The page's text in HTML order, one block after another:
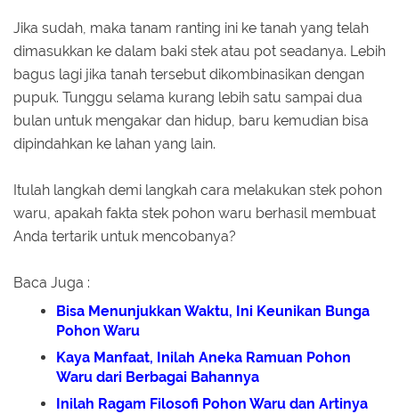
Jika sudah, maka tanam ranting ini ke tanah yang telah
dimasukkan ke dalam baki stek atau pot seadanya. Lebih
bagus lagi jika tanah tersebut dikombinasikan dengan
pupuk. Tunggu selama kurang lebih satu sampai dua
bulan untuk mengakar dan hidup, baru kemudian bisa
dipindahkan ke lahan yang lain.
Itulah langkah demi langkah cara melakukan stek pohon
waru, apakah fakta stek pohon waru berhasil membuat
Anda tertarik untuk mencobanya?
Baca Juga :
Bisa Menunjukkan Waktu, Ini Keunikan Bunga
Pohon Waru
Kaya Manfaat, Inilah Aneka Ramuan Pohon
Waru dari Berbagai Bahannya
Inilah Ragam Filosofi Pohon Waru dan Artinya